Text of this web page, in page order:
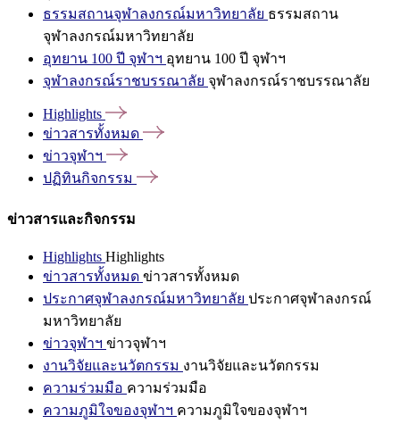
ธรรมสถานจุฬาลงกรณ์มหาวิทยาลัย ธรรมสถาน
จุฬาลงกรณ์มหาวิทยาลัย
อุทยาน 100 ปี จุฬาฯ อุทยาน 100 ปี จุฬาฯ
จุฬาลงกรณ์ราชบรรณาลัย จุฬาลงกรณ์ราชบรรณาลัย
Highlights
ข่าวสารทั้งหมด
ข่าวจุฬาฯ
ปฏิทินกิจกรรม
ข่าวสารและกิจกรรม
Highlights Highlights
ข่าวสารทั้งหมด ข่าวสารทั้งหมด
ประกาศจุฬาลงกรณ์มหาวิทยาลัย ประกาศจุฬาลงกรณ์
มหาวิทยาลัย
ข่าวจุฬาฯ ข่าวจุฬาฯ
งานวิจัยและนวัตกรรม งานวิจัยและนวัตกรรม
ความร่วมมือ ความร่วมมือ
ความภูมิใจของจุฬาฯ ความภูมิใจของจุฬาฯ